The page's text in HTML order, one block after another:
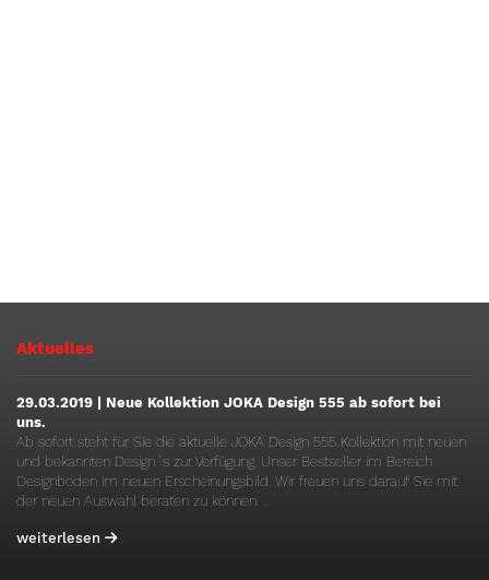
Aktuelles
29.03.2019 | Neue Kollektion JOKA Design 555 ab sofort bei
uns.
Ab sofort steht für Sie die aktuelle JOKA Design 555 Kollektion mit neuen
und bekannten Design´s zur Verfügung. Unser Bestseller im Bereich
Designboden im neuen Erscheinungsbild. Wir freuen uns darauf Sie mit
der neuen Auswahl beraten zu können. ...
weiterlesen